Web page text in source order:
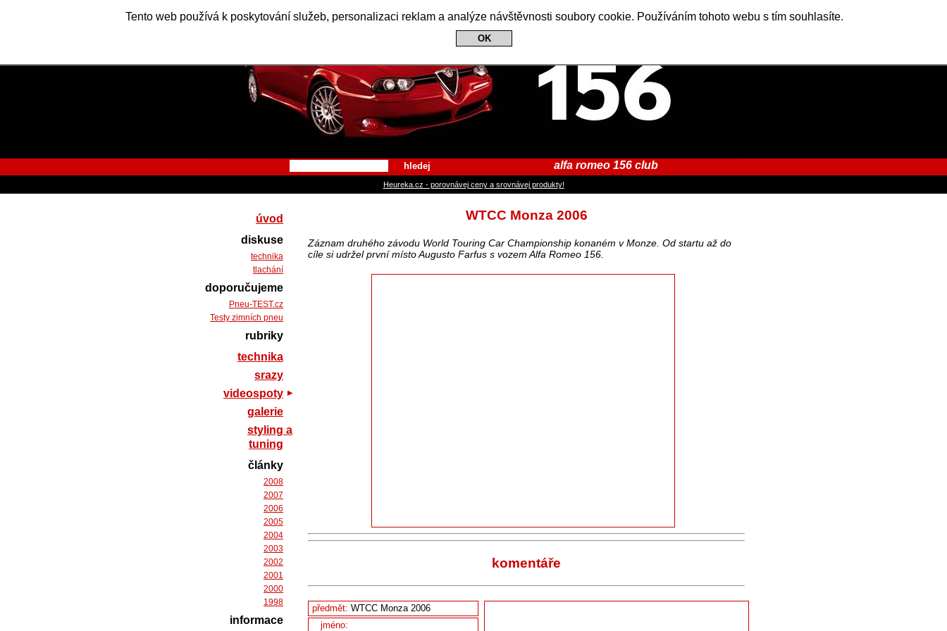
Tento web používá k poskytování služeb, personalizaci reklam a analýze návštěvnosti soubory cookie. Používáním tohoto webu s tím souhlasíte.
OK
Alfa Romeo 156 Club
hledej alfa romeo 156 club
Heureka.cz - porovnávej ceny a srovnávej produkty!
WTCC Monza 2006
Záznam druhého závodu World Touring Car Championship konaném v Monze. Od startu až do
cíle si udržel první místo Augusto Farfus s vozem Alfa Romeo 156.
komentáře
předmět:
jméno:
úvod
diskuse
technika
tlachání
doporučujeme
Pneu-TEST.cz
Testy zimních pneu
rubriky
technika
srazy
videospoty
galerie
styling a
tuning
články
2008
2007
2006
2005
2004
2003
2002
2001
2000
1998
informace